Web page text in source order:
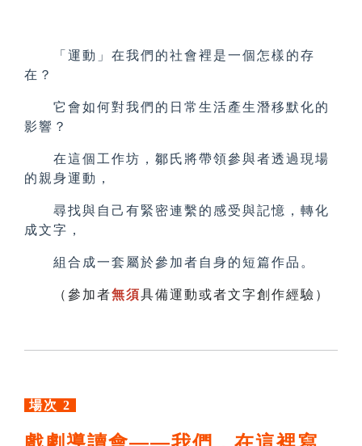
「運動」在我們的社會裡是一個怎樣的存
在？
它會如何對我們的日常生活產生潛移默化的
影響？
在這個工作坊，鄒氏將帶領參與者透過現場
的親身運動，
尋找與自己有緊密連繫的感受與記憶，轉化
成文字，
組合成一套屬於參加者自身的短篇作品。
（參加者無須具備運動或者文字創作經驗）
場次 2